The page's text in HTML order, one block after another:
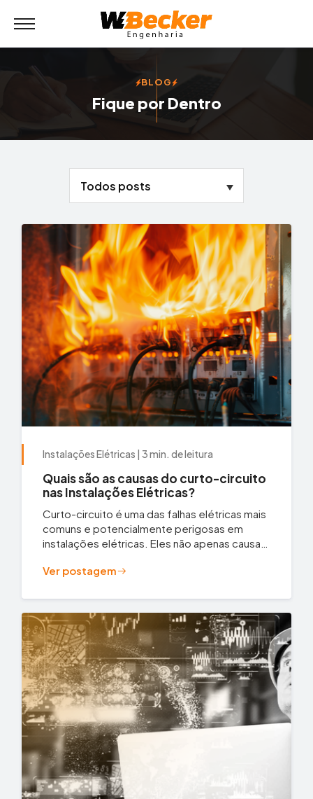
BLOG
Fique por Dentro
Instalações Elétricas | 3 min. de leitura
Quais são as causas do curto-circuito
nas Instalações Elétricas?
Curto-circuito é uma das falhas elétricas mais
comuns e potencialmente perigosas em
instalações elétricas. Eles não apenas causam
Ver postagem